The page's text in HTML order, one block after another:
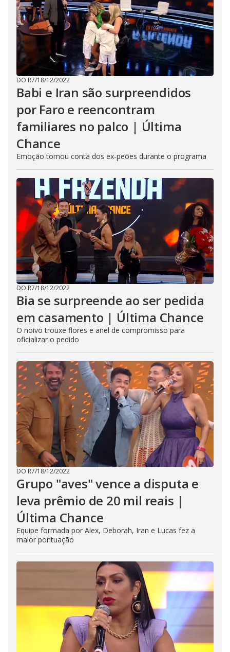
DO R7/18/12/2022
Babi e Iran são surpreendidos
por Faro e reencontram
familiares no palco | Última
Chance
Emoção tomou conta dos ex-peões durante o programa
DO R7/18/12/2022
Bia se surpreende ao ser pedida
em casamento | Última Chance
O noivo trouxe flores e anel de compromisso para
oficializar o pedido
DO R7/18/12/2022
Grupo "aves" vence a disputa e
leva prêmio de 20 mil reais |
Última Chance
Equipe formada por Alex, Deborah, Iran e Lucas fez a
maior pontuação